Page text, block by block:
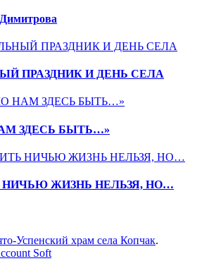
ПРАЗДНИК И ДЕНЬ СЕЛА
ЗДЕСЬ БЫТЬ…»
НИЧЬЮ ЖИЗНЬ НЕЛЬЗЯ, НО…
Успенский храм села Копчак.
Soft